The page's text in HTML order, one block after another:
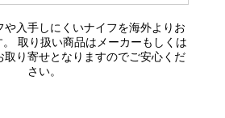
や入手しにくいナイフを海外よりお
取り扱い商品はメーカーもしくは
取り寄せとなりますのでご安心くだ
さい。